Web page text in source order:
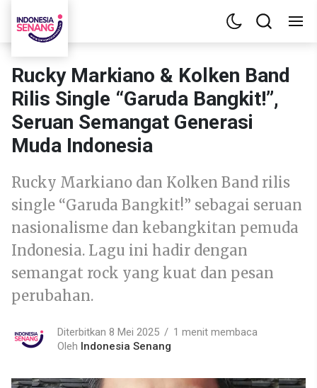
Rucky Markiano & Kolken Band
Rilis Single “Garuda Bangkit!”,
Seruan Semangat Generasi
Muda Indonesia
Rucky Markiano dan Kolken Band rilis
single “Garuda Bangkit!” sebagai seruan
nasionalisme dan kebangkitan pemuda
Indonesia. Lagu ini hadir dengan
semangat rock yang kuat dan pesan
perubahan.
Diterbitkan 8 Mei 2025
1 menit membaca
Oleh Indonesia Senang